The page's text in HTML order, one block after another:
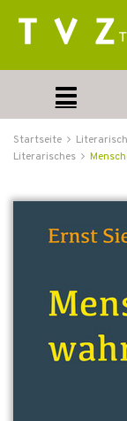
Startseite
Literarisches